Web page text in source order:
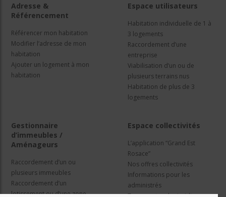
Adresse &
Référencement
Référencer mon habitation
Modifier l’adresse de mon
habitation
Ajouter un logement à mon
habitation
Espace utilisateurs
Habitation individuelle de 1 à
3 logements
Raccordement d’une
entreprise
Viabilisation d’un ou de
plusieurs terrains nus
Habitation de plus de 3
logements
Gestionnaire
d’immeubles /
Aménageurs
Raccordement d’un ou
plusieurs immeubles
Raccordement d’un
lotissement ou d’une zone
Espace collectivités
L’application “Grand Est
Rosace”
Nos offres collectivités
Informations pour les
administrés